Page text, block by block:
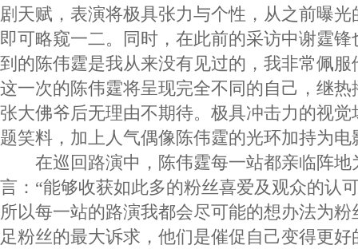
剧天赋，表演将极具张力与个性，从之前曝
即可略窥一二。同时，在此前的采访中谢霆锋
到的陈伟霆是我从来没有见过的，我非常佩服
这一次的陈伟霆将呈现完全不同的自己，继
张大佛爷后无理由不期待。极具冲击力的视
题笑料，加上人气偶像陈伟霆的光环加持为电
在巡回路演中，陈伟霆每一站都亲临阵地
言：“能够收获如此多的粉丝喜爱及观众的认
所以每一站的路演我都会尽可能的想办法为
足粉丝的最大诉求，他们是催促自己变得更